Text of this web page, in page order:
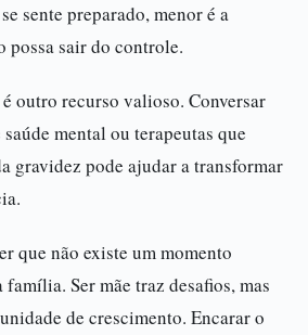
sente preparado, menor é a
possa sair do controle.
outro recurso valioso. Conversar
mental ou terapeutas que
gravidez pode ajudar a transformar
que não existe um momento
Ser mãe traz desafios, mas
de crescimento. Encarar o